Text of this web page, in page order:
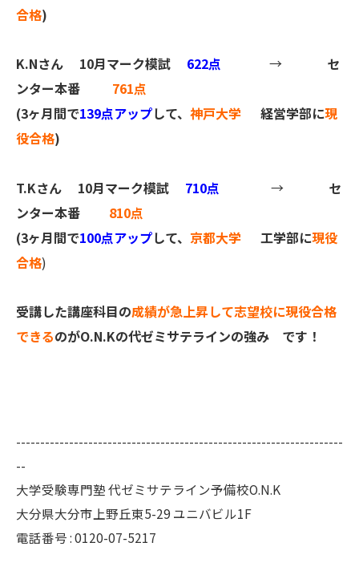
合格)
K.Nさん 10月マーク模試 622点 → セ
ンター本番
761点
(3ヶ月間で139点アップして、 神戸大学 経営学部に現
役合格)
T.Kさん 10月マーク模試 710点 → セ
ンター本番
810点
(3ヶ月間で100点アップして、 京都大学 工学部に現役
合格)
受講した講座科目の成績が急上昇して志望校に現役合格
できるのがO.N.Kの代ゼミサテラインの強み です！
--------------------------------------------------------------------
--
大学受験専門塾 代ゼミサテライン予備校O.N.K
大分県大分市上野丘東5-29 ユニバビル1F
電話番号 : 0120-07-5217